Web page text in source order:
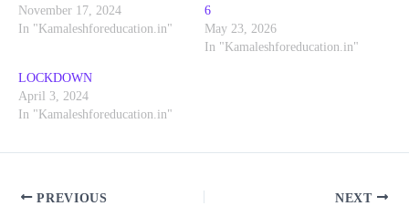
November 17, 2024
In "Kamaleshforeducation.in"
6
May 23, 2026
In "Kamaleshforeducation.in"
LOCKDOWN
April 3, 2024
In "Kamaleshforeducation.in"
PREVIOUS NEXT